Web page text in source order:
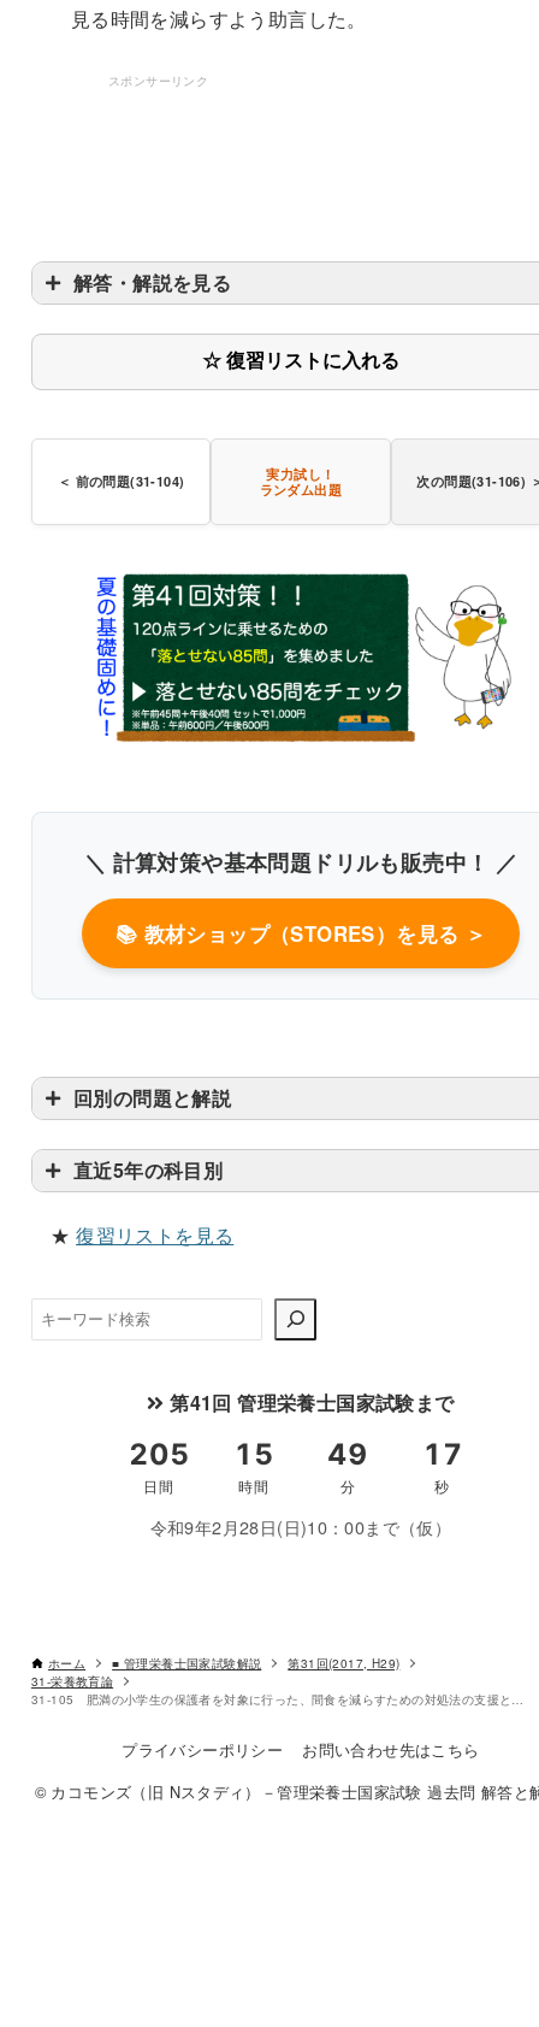
見る時間を減らすよう助言した。
スポンサーリンク
解答・解説を見る
☆ 復習リストに入れる
＜ 前の問題(31-104)
実力試し！
ランダム出題
次の問題(31-106)
＼ 計算対策や基本問題ドリルも販売中！ ／
📚 教材ショップ（STORES）を見る ＞
回別の問題と解説
直近5年の科目別
★復習リストを見る
検
索
第41回 管理栄養士国家試験まで
令和9年2月28日(日)10：00まで（仮）
ホーム ■ 管理栄養士国家試験解説
第31回(2017, H29)
31-栄養教育論
プライバシーポリシー
お問い合わせ先はこちら
© カコモンズ（旧 Nスタディ）－管理栄養士国家試験 過去問 解答と